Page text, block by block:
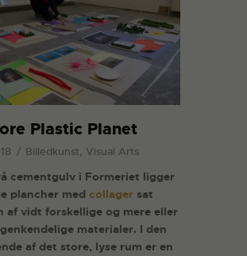
Plastic Planet
Billedkunst, Visual Arts
cementgulv i Formeriet ligger
plancher med collager sat
af vidt forskellige og mere eller
materialer. I den
af det store, lyse rum er en